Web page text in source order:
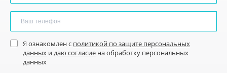
Я ознакомлен с политикой по защите персональных
данных идаю согласие на обработку персональных
данных